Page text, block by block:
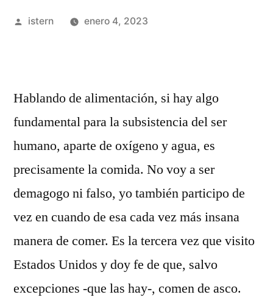
Publicado
istern enero 4, 2023
Hablando de alimentación, si hay algo
fundamental para la subsistencia del ser
humano, aparte de oxígeno y agua, es
precisamente la comida. No voy a ser
demagogo ni falso, yo también participo de
vez en cuando de esa cada vez más insana
manera de comer. Es la tercera vez que visito
Estados Unidos y doy fe de que, salvo
excepciones -que las hay-, comen de asco.